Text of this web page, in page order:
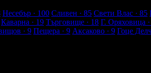
Несебър · 100 Сливен · 85 Свети Влас · 85
Каварна · 19 Търговище · 18 Г. Оряховица
· 9 Пещера · 9 Аксаково · 9 Гоце